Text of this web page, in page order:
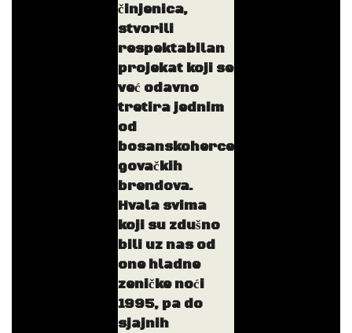
činjenica,
stvorili
respektabilan
projekat koji se
već odavno
tretira jednim
od
bosanskoherce
govačkih
brendova.
Hvala svima
koji su zdušno
bili uz nas od
one hladne
zeničke noći
1995, pa do
sjajnih